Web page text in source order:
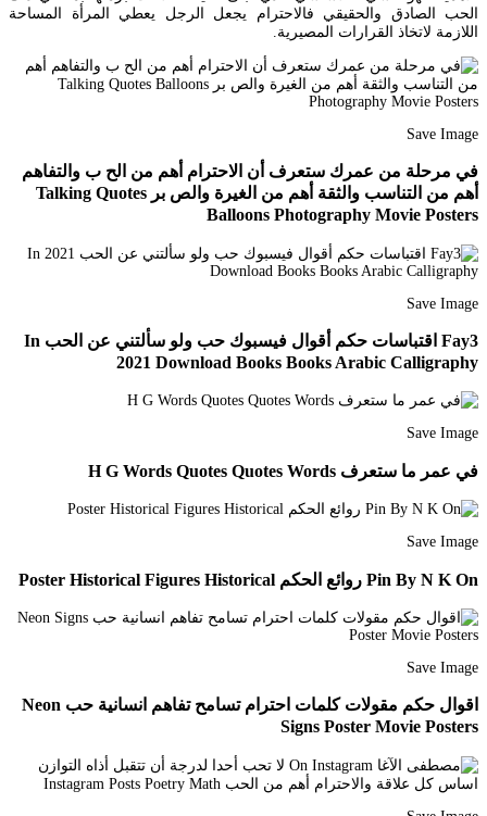
الحب الصادق والحقيقي فالاحترام يجعل الرجل يعطي المرأة المساحة
اللازمة لاتخاذ القرارات المصيرية.
Save Image
في مرحلة من عمرك ستعرف أن الاحترام أهم من الح ب والتفاهم
أهم من التناسب والثقة أهم من الغيرة والص بر Talking Quotes
Balloons Photography Movie Posters
Save Image
Fay3 اقتباسات حكم أقوال فيسبوك حب ولو سألتني عن الحب In
2021 Download Books Books Arabic Calligraphy
Save Image
في عمر ما ستعرف H G Words Quotes Quotes Words
Save Image
Pin By N K On روائع الحكم Poster Historical Figures Historical
Save Image
اقوال حكم مقولات كلمات احترام تسامح تفاهم انسانية حب Neon
Signs Poster Movie Posters